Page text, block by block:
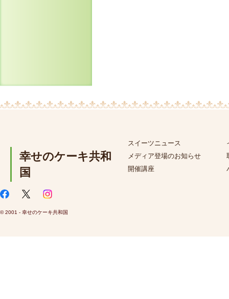
幸せのケーキ共和
国
スイーツニュース
メディア登場のお知らせ
開催講座
© 2001 - 幸せのケーキ共和国